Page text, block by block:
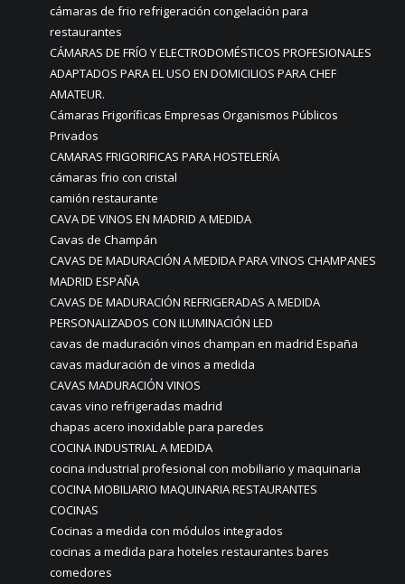
cámaras de frio refrigeración congelación para
restaurantes
CÁMARAS DE FRÍO Y ELECTRODOMÉSTICOS PROFESIONALES
ADAPTADOS PARA EL USO EN DOMICILIOS PARA CHEF
AMATEUR.
Cámaras Frigoríficas Empresas Organismos Públicos
Privados
CAMARAS FRIGORIFICAS PARA HOSTELERÍA
cámaras frio con cristal
camión restaurante
CAVA DE VINOS EN MADRID A MEDIDA
Cavas de Champán
CAVAS DE MADURACIÓN A MEDIDA PARA VINOS CHAMPANES
MADRID ESPAÑA
CAVAS DE MADURACIÓN REFRIGERADAS A MEDIDA
PERSONALIZADOS CON ILUMINACIÓN LED
cavas de maduración vinos champan en madrid España
cavas maduración de vinos a medida
CAVAS MADURACIÓN VINOS
cavas vino refrigeradas madrid
chapas acero inoxidable para paredes
COCINA INDUSTRIAL A MEDIDA
cocina industrial profesional con mobiliario y maquinaria
COCINA MOBILIARIO MAQUINARIA RESTAURANTES
COCINAS
Cocinas a medida con módulos integrados
cocinas a medida para hoteles restaurantes bares
comedores